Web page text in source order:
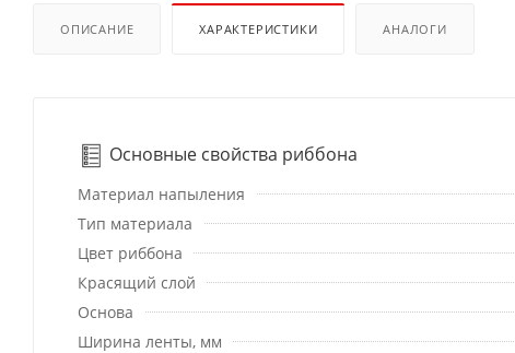
ОПИСАНИЕ ХАРАКТЕРИСТИКИ АНАЛОГИ
Основные свойства риббона
Материал напыления
Тип материала
Цвет риббона
Красящий слой
Основа
Ширина ленты, мм